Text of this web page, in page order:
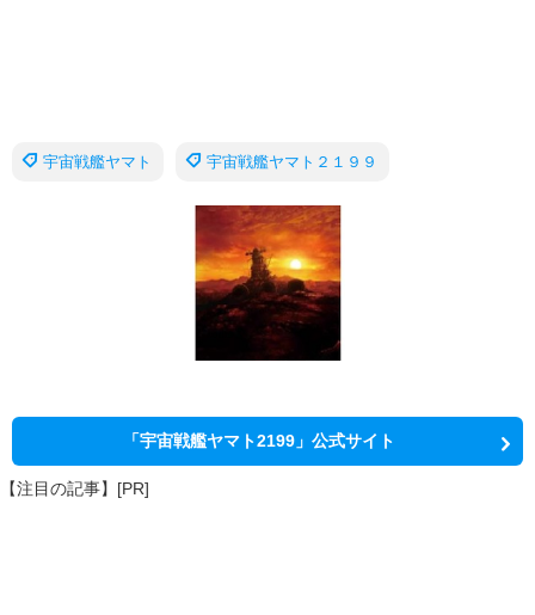
宇宙戦艦ヤマト 宇宙戦艦ヤマト２１９９
「宇宙戦艦ヤマト2199」公式サイト
【注目の記事】[PR]